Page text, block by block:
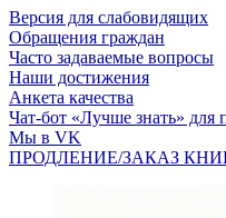
Версия для слабовидящих
Обращения граждан
Часто задаваемые вопросы
Наши достижения
Анкета качества
Чат-бот «Лучше знать» для
Мы в VK
ПРОДЛЕНИЕ/ЗАКАЗ